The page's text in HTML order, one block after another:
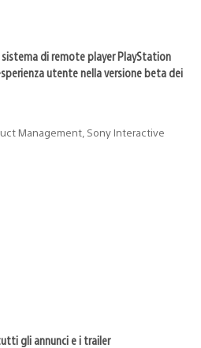
di remote player PlayStation
utente nella versione beta dei
Management, Sony Interactive
gli annunci e i trailer